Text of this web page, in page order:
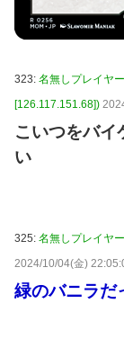
323: 名無しプレイヤ
[126.117.151.68])
こいつをバイ
い
325: 名無しプレイヤ
2024/10/04(金)
緑のバニラだ